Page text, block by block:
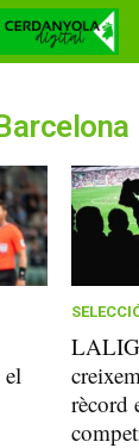
rècord